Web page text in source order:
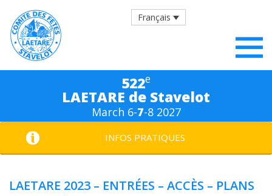
Français
522e
LAETARE de Stavelot
March 6-7-8 2027
INFOS PRATIQUES
LAETARE 2023 – ENTRÉES – ACCÈS – PLANS